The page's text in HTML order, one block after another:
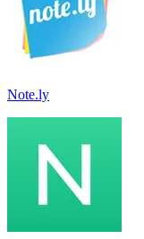
Note.ly